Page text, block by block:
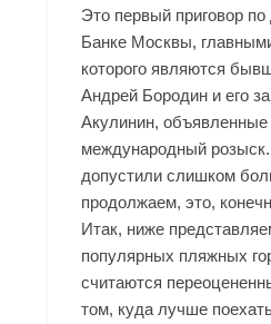
Это первый приговор
Банке Москвы,
которого являются
Андрей Бородин и его
Акулинин, объявленные
международный
допустили слишком
продолжаем, это,
Итак, ниже
популярных пляжных
считаются
том, куда лучше